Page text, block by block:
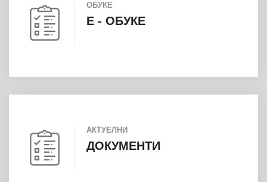
ОБУКЕ
E - ОБУКЕ
АКТУЕЛНИ
ДОКУМЕНТИ